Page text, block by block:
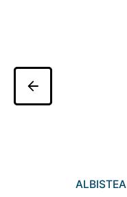
ALBISTEA